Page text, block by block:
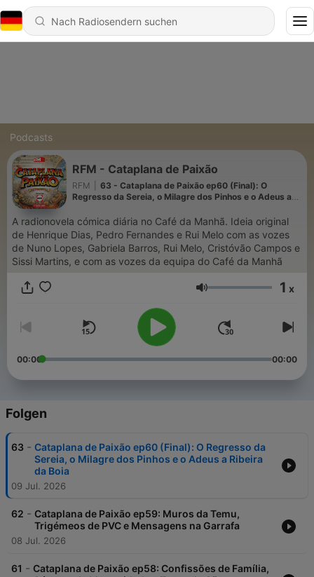
Podcasts
RFM - Cataplana de Paixão
RFM
63 - Cataplana de Paixão ep60 (Final): O
Regresso da Sereia, o Milagre dos Pinhos e o Adeus a
A radionovela cómica diária no Café da Manhã. Ideia original
de Henrique Dias, Pedro Fernandes e Rui Melo com as vozes
de Nuno Lopes, Gabriela Barros, Rui Melo, Cristóvão Campos e
Sissi Martins, e com as vozes da equipa do Café da Manhã
Lautstärke 1 x
00:00 00:00
Folgen
63 - Cataplana de Paixão ep60 (Final): O Regresso da
Sereia, o Milagre dos Pinhos e o Adeus a Ribeira
da Boia
09 Jul. 2026
62 - Cataplana de Paixão ep59: Muros da Temu,
Trigémeos de PVC e Mensagens na Garrafa
08 Jul. 2026
61 - Cataplana de Paixão ep58: Confissões de Família,